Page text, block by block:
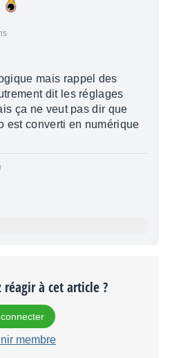
mais rappel des
dit les réglages
ça ne veut pas dir que
est converti en numérique
réagir à cet article ?
membre